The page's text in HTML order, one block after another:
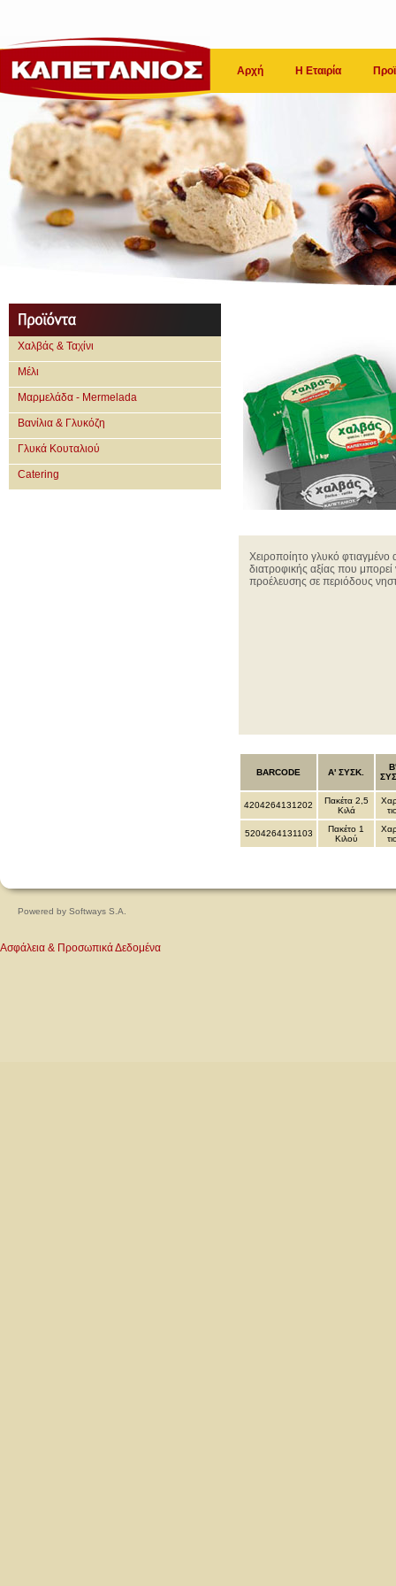
Αρχή Η Εταιρία
Χαλβάς & Ταχίνι
Μέλι
Μαρμελάδα - Mermelada
Βανίλια & Γλυκόζη
Γλυκά Κουταλιού
Catering
Χειροποίητο γλυκό
διατροφικής αξίας που μπορεί
προέλευσης σε περιόδους
BARCODE Α' ΣΥΣΚ.
B'
4204264131202
Πακέτα 2,5
Κιλά
5204264131103
Πακέτο 1
Κιλού
Powered by Softways S.A.
Ασφάλεια & Προσωπικά Δεδομένα